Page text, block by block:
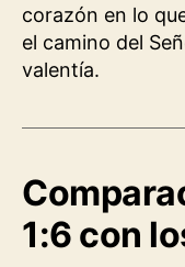
corazón en lo
el camino del
valentía.
1:6 con